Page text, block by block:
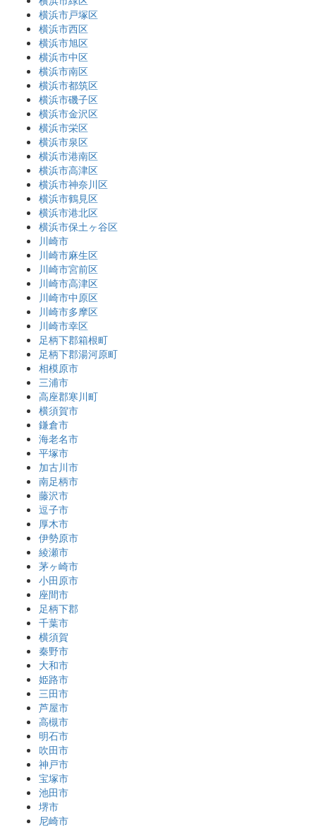
横浜市戸塚区
横浜市西区
横浜市旭区
横浜市中区
横浜市南区
横浜市都筑区
横浜市磯子区
横浜市金沢区
横浜市栄区
横浜市泉区
横浜市港南区
横浜市高津区
横浜市神奈川区
横浜市鶴見区
横浜市港北区
横浜市保土ヶ谷区
川崎市
川崎市麻生区
川崎市宮前区
川崎市高津区
川崎市中原区
川崎市多摩区
川崎市幸区
足柄下郡箱根町
足柄下郡湯河原町
相模原市
三浦市
高座郡寒川町
横須賀市
鎌倉市
海老名市
平塚市
加古川市
南足柄市
藤沢市
逗子市
厚木市
伊勢原市
綾瀬市
茅ヶ崎市
小田原市
座間市
足柄下郡
千葉市
横須賀
秦野市
大和市
姫路市
三田市
芦屋市
高槻市
明石市
吹田市
神戸市
宝塚市
池田市
堺市
尼崎市